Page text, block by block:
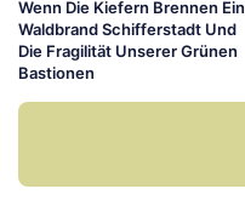
Wenn Die Kiefern Brennen Ein
Waldbrand Schifferstadt Und
Die Fragilität Unserer Grünen
Bastionen